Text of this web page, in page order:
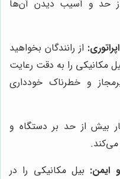
حد و آسیب دیدن آن‌ها
از رانندگان بخواهید
مکانیکی را به دقت رعایت
و خطرناک خودداری
بیش از حد بر دستگاه و
ایمن: بیل مکانیکی را در